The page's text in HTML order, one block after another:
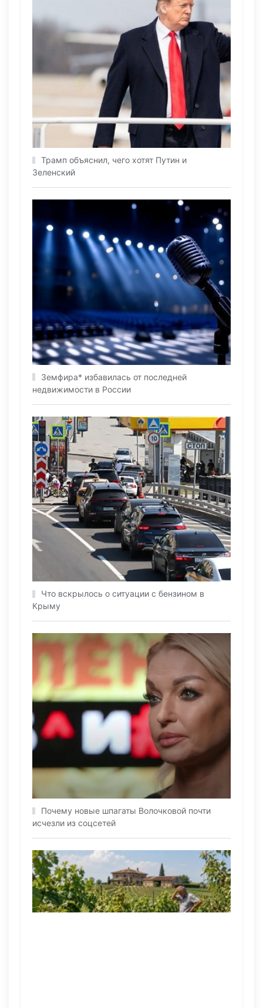
Трамп объяснил, чего хотят Путин и
Зеленский
Земфира* избавилась от последней
недвижимости в России
Что вскрылось о ситуации с бензином в
Крыму
Почему новые шпагаты Волочковой почти
исчезли из соцсетей